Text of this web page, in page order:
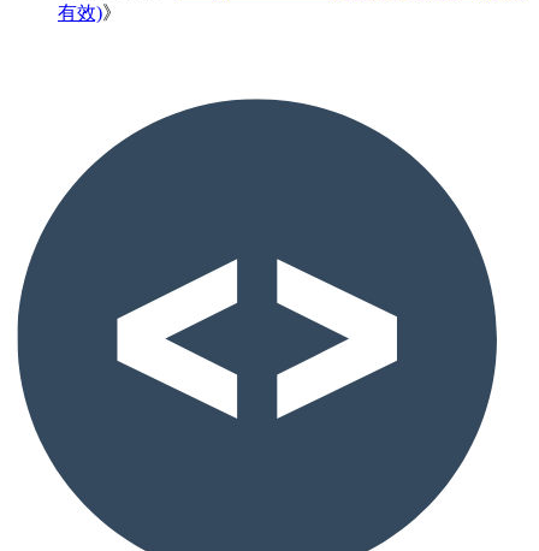
有效)》